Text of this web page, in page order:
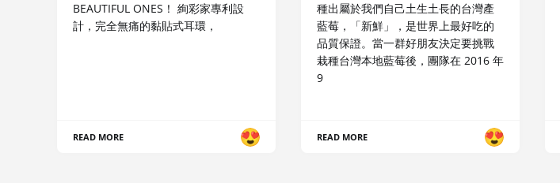
BEAUTIFUL ONES！ 絢彩家專利設
計，完全無痛的黏貼式耳環，
READ MORE
種出屬於我們自己土生土長的台灣產
藍莓，「新鮮」，是世界上最好吃的
品質保證。當一群好朋友決定要挑戰
栽種台灣本地藍莓後，團隊在 2016 年
9
READ MORE